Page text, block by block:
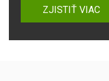
ZJISTIŤ VIAC